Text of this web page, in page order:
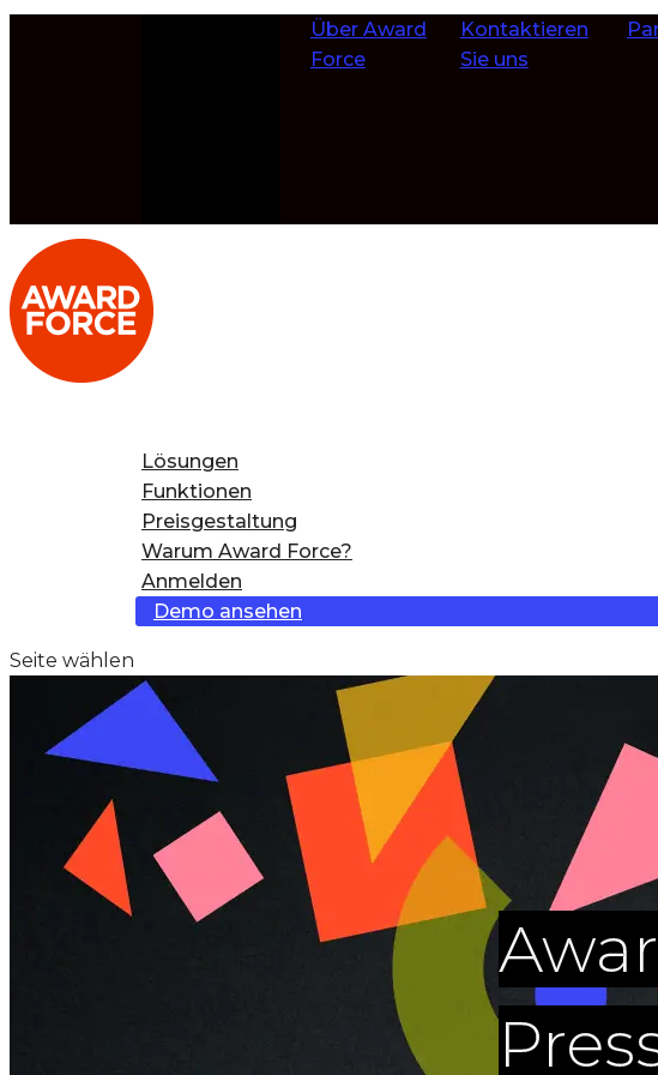
Über Award
Force
Kontaktieren
Sie uns
Lösungen
Funktionen
Preisgestaltung
Warum Award Force?
Anmelden
Demo ansehen
Seite wählen